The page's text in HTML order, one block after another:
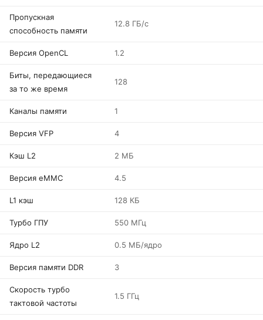
Пропускная
способность памяти
12.8 ГБ/с
Версия OpenCL 1.2
Биты, передающиеся
за то же время
128
Каналы памяти 1
Версия VFP 4
Кэш L2 2 МБ
Версия eMMC 4.5
L1 кэш 128 КБ
Турбо ГПУ 550 МГц
Ядро L2 0.5 МБ/ядро
Версия памяти DDR 3
Скорость турбо
тактовой частоты
1.5 ГГц